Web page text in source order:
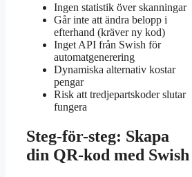
Ingen statistik över skanningar
Går inte att ändra belopp i
efterhand (kräver ny kod)
Inget API från Swish för
automatgenerering
Dynamiska alternativ kostar
pengar
Risk att tredjepartskoder slutar
fungera
Steg-för-steg: Skapa
din QR-kod med Swish